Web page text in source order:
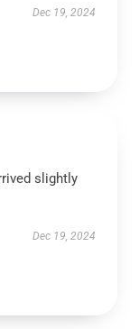
Dec 19, 2024
slightly
Dec 19, 2024